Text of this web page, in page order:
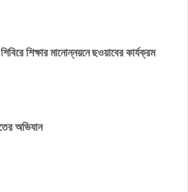
শিবিরে শিক্ষার মানোন্নয়নে ছওয়াবের কার্যক্রম
অভিযান